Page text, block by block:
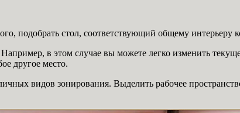
подобрать стол, соответствующий общему
в этом случае вы можете легко изменить
другое место.
видов зонирования. Выделить рабочее